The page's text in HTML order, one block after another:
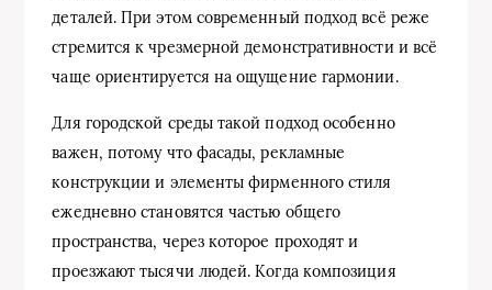
деталей. При этом современный подход всё реже
стремится к чрезмерной демонстративности и всё
чаще ориентируется на ощущение гармонии.
Для городской среды такой подход особенно
важен, потому что фасады, рекламные
конструкции и элементы фирменного стиля
ежедневно становятся частью общего
пространства, через которое проходят и
проезжают тысячи людей. Когда композиция